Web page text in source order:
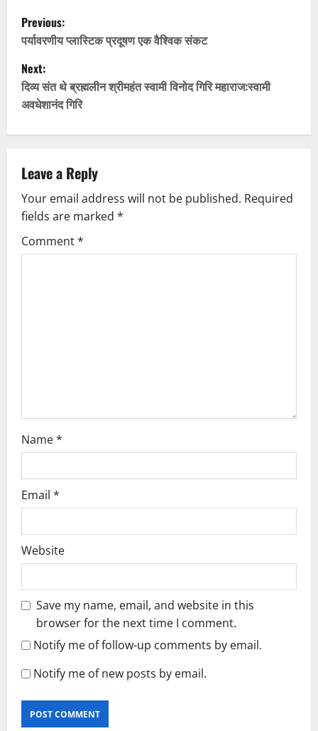
P
o
s
t
n
a
v
i
g
Previous:
पर्यावरणीय प्लास्टिक प्रदूषण एक वैश्विक संकट
Next:
दिव्य संत थे ब्रह्मलीन श्रीमहंत स्वामी विनोद गिरि महाराज:स्वामी
अवधेशानंद गिरि
Leave a Reply
Your email address will not be published. Required
fields are marked *
Comment*
Name*
Email *
Website
Save my name, email, and website in this
browser for the next time I comment.
Notify me of follow-up comments by email.
Notify me of new posts by email.